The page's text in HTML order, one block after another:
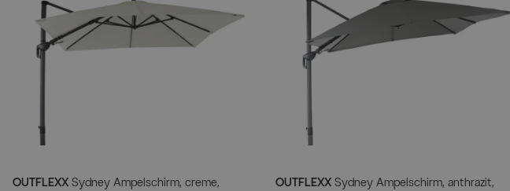
OUTFLEXX Sydney Ampelschirm, creme,
OUTFLEXX Sydney Ampelschirm, anthrazit,